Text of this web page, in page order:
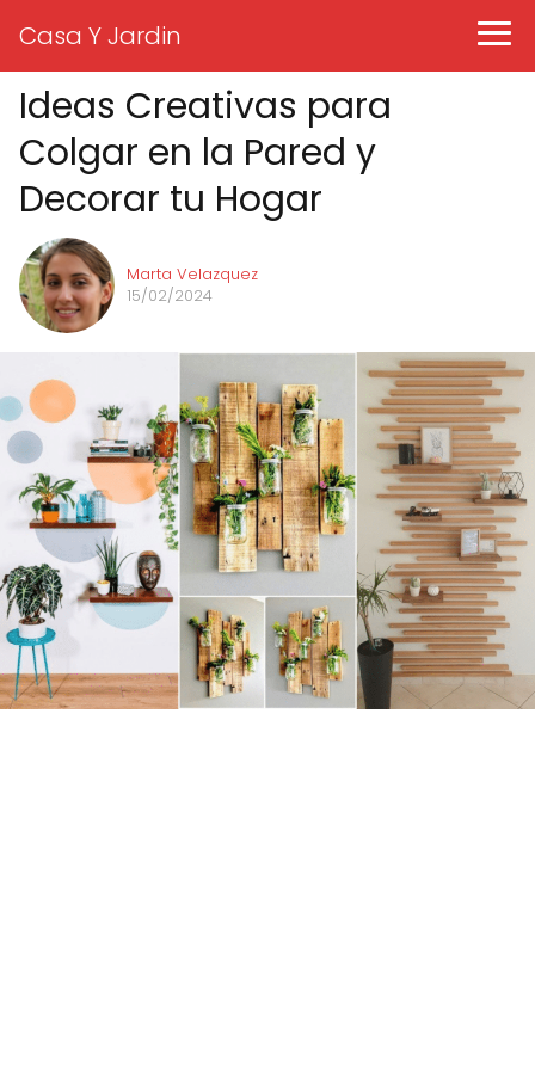
Casa Y Jardin
Ideas Creativas para
Colgar en la Pared y
Decorar tu Hogar
Marta Velazquez
15/02/2024